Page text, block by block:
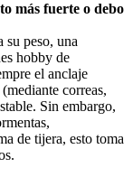
más fuerte o debo
su peso, una
hobby de
el anclaje
correas,
Sin embargo,
de tijera, esto toma